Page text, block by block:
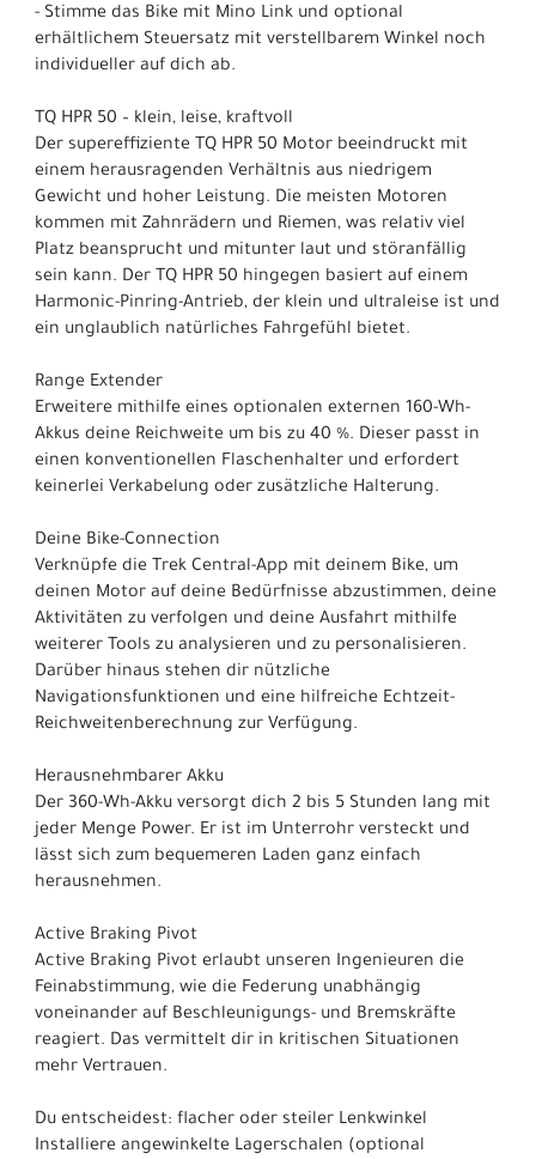
- Stimme das Bike mit Mino Link und optional
erhältlichem Steuersatz mit verstellbarem Winkel noch
individueller auf dich ab.
TQ HPR 50 – klein, leise, kraftvoll
Der supereffiziente TQ HPR 50 Motor beeindruckt mit
einem herausragenden Verhältnis aus niedrigem
Gewicht und hoher Leistung. Die meisten Motoren
kommen mit Zahnrädern und Riemen, was relativ viel
Platz beansprucht und mitunter laut und störanfällig
sein kann. Der TQ HPR 50 hingegen basiert auf einem
Harmonic-Pinring-Antrieb, der klein und ultraleise ist und
ein unglaublich natürliches Fahrgefühl bietet.
Range Extender
Erweitere mithilfe eines optionalen externen 160-Wh-
Akkus deine Reichweite um bis zu 40 %. Dieser passt in
einen konventionellen Flaschenhalter und erfordert
keinerlei Verkabelung oder zusätzliche Halterung.
Deine Bike-Connection
Verknüpfe die Trek Central-App mit deinem Bike, um
deinen Motor auf deine Bedürfnisse abzustimmen, deine
Aktivitäten zu verfolgen und deine Ausfahrt mithilfe
weiterer Tools zu analysieren und zu personalisieren.
Darüber hinaus stehen dir nützliche
Navigationsfunktionen und eine hilfreiche Echtzeit-
Reichweitenberechnung zur Verfügung.
Herausnehmbarer Akku
Der 360-Wh-Akku versorgt dich 2 bis 5 Stunden lang mit
jeder Menge Power. Er ist im Unterrohr versteckt und
lässt sich zum bequemeren Laden ganz einfach
herausnehmen.
Active Braking Pivot
Active Braking Pivot erlaubt unseren Ingenieuren die
Feinabstimmung, wie die Federung unabhängig
voneinander auf Beschleunigungs- und Bremskräfte
reagiert. Das vermittelt dir in kritischen Situationen
mehr Vertrauen.
Du entscheidest: flacher oder steiler Lenkwinkel
Installiere angewinkelte Lagerschalen (optional